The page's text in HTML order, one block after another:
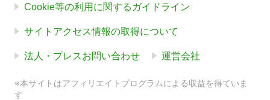
Cookie等の利用に関するガイドライン
サイトアクセス情報の取得について
法人・プレスお問い合わせ 運営会社
※本サイトはアフィリエイトプログラムによる収益を得ていま
す